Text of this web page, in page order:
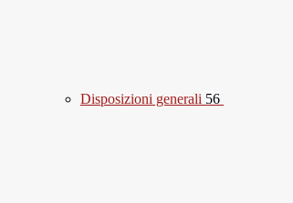
Disposizioni generali 56